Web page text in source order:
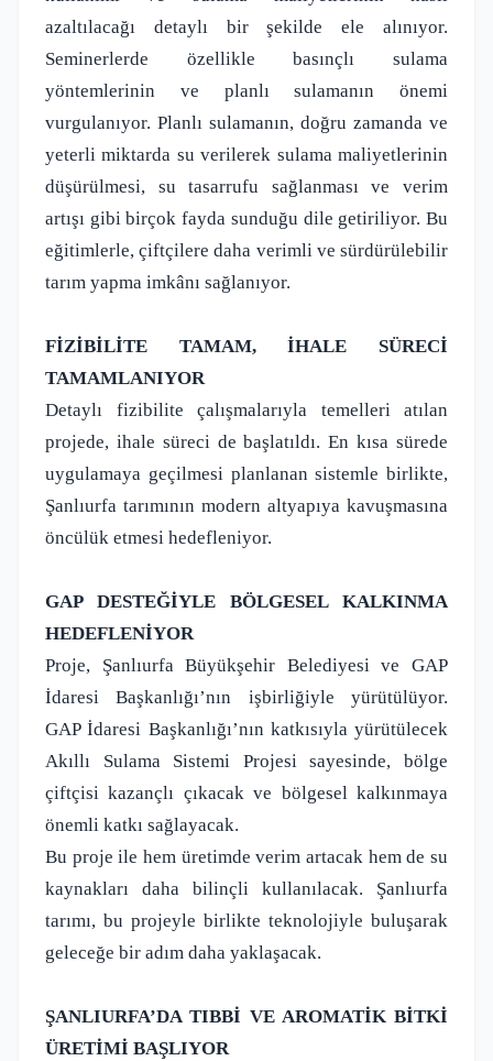
azaltılacağı detaylı bir şekilde ele alınıyor.
Seminerlerde özellikle basınçlı sulama
yöntemlerinin ve planlı sulamanın önemi
vurgulanıyor. Planlı sulamanın, doğru zamanda ve
yeterli miktarda su verilerek sulama maliyetlerinin
düşürülmesi, su tasarrufu sağlanması ve verim
artışı gibi birçok fayda sunduğu dile getiriliyor. Bu
eğitimlerle, çiftçilere daha verimli ve sürdürülebilir
tarım yapma imkânı sağlanıyor.
FİZİBİLİTE TAMAM, İHALE SÜRECİ
TAMAMLANIYOR
Detaylı fizibilite çalışmalarıyla temelleri atılan
projede, ihale süreci de başlatıldı. En kısa sürede
uygulamaya geçilmesi planlanan sistemle birlikte,
Şanlıurfa tarımının modern altyapıya kavuşmasına
öncülük etmesi hedefleniyor.
GAP DESTEĞİYLE BÖLGESEL KALKINMA
HEDEFLENİYOR
Proje, Şanlıurfa Büyükşehir Belediyesi ve GAP
İdaresi Başkanlığı’nın işbirliğiyle yürütülüyor.
GAP İdaresi Başkanlığı’nın katkısıyla yürütülecek
Akıllı Sulama Sistemi Projesi sayesinde, bölge
çiftçisi kazançlı çıkacak ve bölgesel kalkınmaya
önemli katkı sağlayacak.
Bu proje ile hem üretimde verim artacak hem de su
kaynakları daha bilinçli kullanılacak. Şanlıurfa
tarımı, bu projeyle birlikte teknolojiyle buluşarak
geleceğe bir adım daha yaklaşacak.
ŞANLIURFA’DA TIBBİ VE AROMATİK BİTKİ
ÜRETİMİ BAŞLIYOR